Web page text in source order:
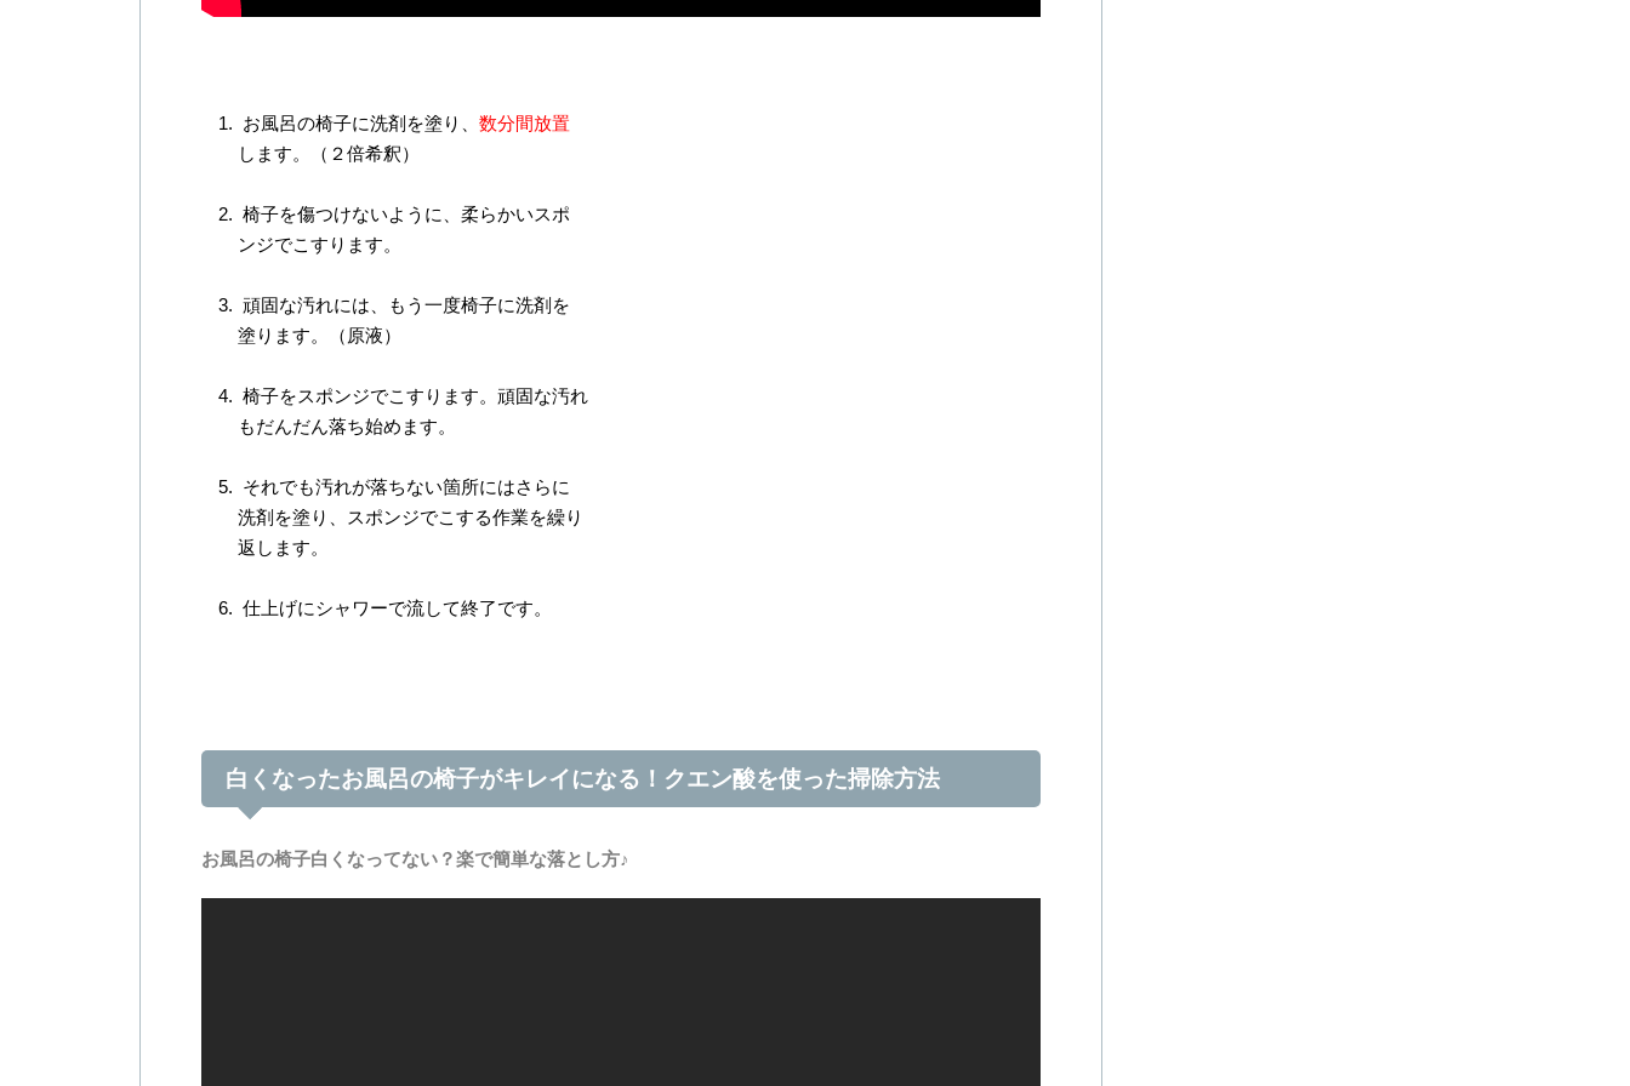
お風呂の椅子に洗剤を塗り、 数分間放置
します。（２倍希釈）
椅子を傷つけないように、柔らかいスポ
ンジでこすります。
頑固な汚れには、もう一度椅子に洗剤を
塗ります。（原液）
椅子をスポンジでこすります。頑固な汚れ
もだんだん落ち始めます。
それでも汚れが落ちない箇所にはさらに
洗剤を塗り、スポンジでこする作業を繰り
返します。
仕上げにシャワーで流して終了です。
白くなったお風呂の椅子がキレイになる！クエン酸を使った掃除方法
お風呂の椅子白くなってない？楽で簡単な落とし方♪